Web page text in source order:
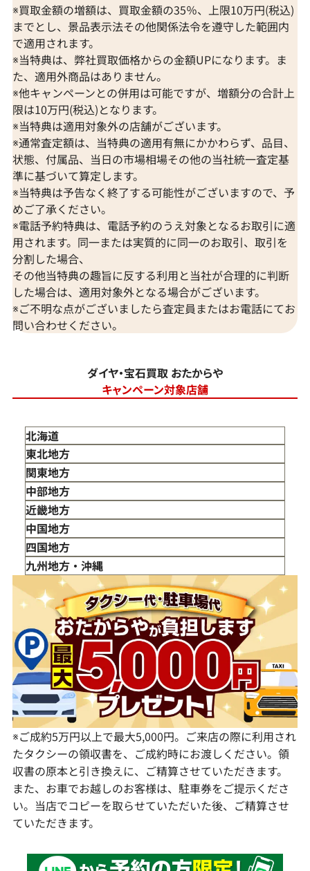
※買取金額の増額は、買取金額の35％、上限10万円(税込)
までとし、景品表示法その他関係法令を遵守した範囲内
で適用されます。
※当特典は、弊社買取価格からの金額UPになります。ま
た、適用外商品はありません。
※他キャンペーンとの併用は可能ですが、増額分の合計上
限は10万円(税込)となります。
※当特典は適用対象外の店舗がございます。
※通常査定額は、当特典の適用有無にかかわらず、品目、
状態、付属品、当日の市場相場その他の当社統一査定基
準に基づいて算定します。
※当特典は予告なく終了する可能性がございますので、予
めご了承ください。
※電話予約特典は、電話予約のうえ対象となるお取引に適
用されます。同一または実質的に同一のお取引、取引を
分割した場合、
その他当特典の趣旨に反する利用と当社が合理的に判断
した場合は、適用対象外となる場合がございます。
※ご不明な点がございましたら査定員またはお電話にてお
問い合わせください。
ダイヤ・宝石買取 おたからや
キャンペーン対象店舗
北海道
東北地方
青森県
岩手県
宮城県
秋田県
山形県
福島県
関東地方
東京都
神奈川県
埼玉県
千葉県
茨城県
栃木県
群馬県
中部地方
新潟県
富山県
石川県
山梨県
長野県
岐阜県
静岡県
愛知県
近畿地方
三重県
滋賀県
京都府
大阪府
兵庫県
奈良県
和歌山県
中国地方
鳥取県
島根県
岡山県
広島県
山口県
四国地方
徳島県
香川県
愛媛県
九州地方・沖縄
福岡県
佐賀県
長崎県
熊本県
大分県
宮崎県
鹿児島県
※ご成約5万円以上で最大5,000円。ご来店の際に利用され
たタクシーの領収書を、ご成約時にお渡しください。領
収書の原本と引き換えに、ご精算させていただきます。
また、お車でお越しのお客様は、駐車券をご提示くださ
い。当店でコピーを取らせていただいた後、ご精算させ
ていただきます。